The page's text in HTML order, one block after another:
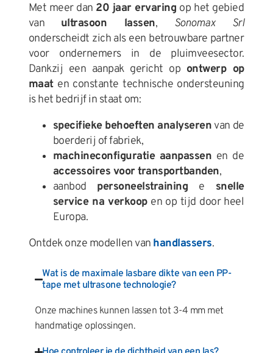
Met meer dan 20 jaar ervaring op het gebied
van ultrasoon lassen, Sonomax Srl
onderscheidt zich als een betrouwbare partner
voor ondernemers in de pluimveesector.
Dankzij een aanpak gericht op ontwerp op
maaten constante technische ondersteuning
is het bedrijf in staat om:
specifieke behoeften analyseren van de
boerderij of fabriek,
machineconfiguratie aanpassen en de
accessoires voor transportbanden,
aanbod personeelstraining e snelle
service na verkoopen op tijd door heel
Europa.
Ontdek onze modellen van handlassers.
Wat is de maximale lasbare dikte van een PP-
tape met ultrasone technologie?
Onze machines kunnen lassen tot 3-4 mm met
handmatige oplossingen.